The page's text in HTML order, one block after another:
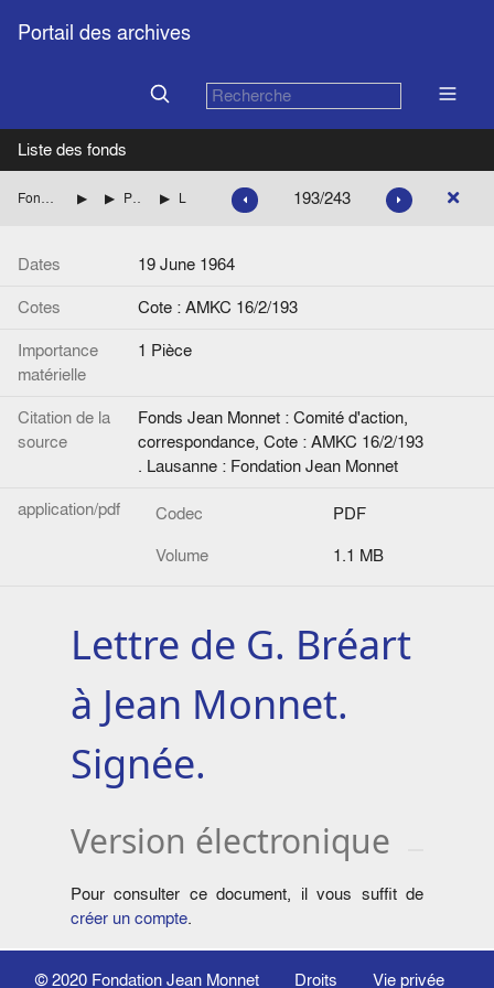
Portail des archives
Liste des fonds
Fonds Jean Monnet : Comité d'action, correspondance FRANCE : DIVERS
Personnalités dont les noms commencent par BOR à BU 193/243
Dates
19 June 1964
Cotes
Cote : AMKC 16/2/193
Importance
matérielle
1 Pièce
Citation de la
source
Fonds Jean Monnet : Comité d'action,
correspondance, Cote : AMKC 16/2/193
. Lausanne : Fondation Jean Monnet
application/pdf
Codec
PDF
Volume
1.1 MB
Lettre de G. Bréart
à Jean Monnet.
Signée.
Version électronique
Pour consulter ce document, il vous suffit de
créer un compte.
© 2020 Fondation Jean Monnet Droits Vie privée